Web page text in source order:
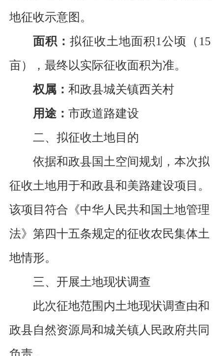
地征收示意图。
面积： 拟征收土地面积1公顷（15
亩），最终以实际征收面积为准。
权属： 和政县城关镇西关村
用途： 市政道路建设
二、拟征收土地目的
依据和政县国土空间规划，本次拟
征收土地用于和政县和美路建设项目。
该项目符合《中华人民共和国土地管理
法》第四十五条规定的征收农民集体土
地情形。
三、开展土地现状调查
此次征地范围内土地现状调查由和
政县自然资源局和城关镇人民政府共同